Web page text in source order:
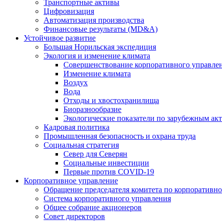
Транспортные активы
Цифровизация
Автоматизация производства
Финансовые результаты (MD&A)
Устойчивое развитие
Большая Норильская экспедиция
Экология и изменение климата
Совершенствование корпоративного
Изменение климата
Воздух
Вода
Отходы и хвостохранилища
Биоразнообразие
Экологические показатели по зарубежным
Кадровая политика
Промышленная безопасность и охрана труда
Социальная стратегия
Север для Северян
Социальные инвестиции
Первые против COVID‑19
Корпоративное управление
Обращение председателя комитета по
Система корпоративного управления
Общее собрание акционеров
Совет директоров